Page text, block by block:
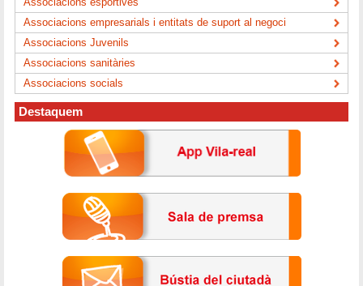
Associacions empresarials i entitats de suport al negoci
Associacions Juvenils
Associacions sanitàries
Associacions socials
Destaquem